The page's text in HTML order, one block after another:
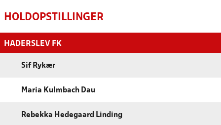
HOLDOPSTILLINGER
HADERSLEV FK
Sif Rykær
Maria Kulmbach Dau
Rebekka Hedegaard Linding